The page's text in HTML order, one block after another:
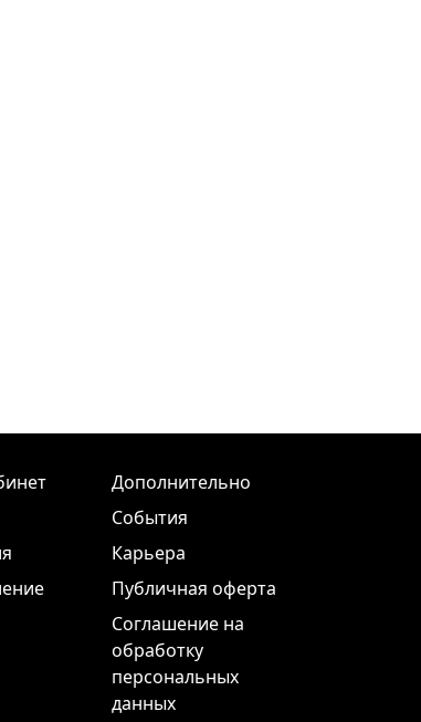
Дополнительно
События
Карьера
Публичная оферта
Соглашение на
обработку
персональных
данных